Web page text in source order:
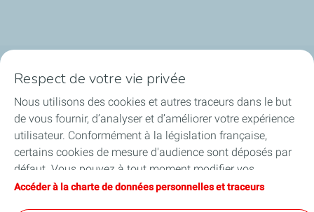
La société
Nos métiers
Soyez acteurs
Nos projets
Respect de votre vie privée
Nous utilisons des cookies et autres traceurs dans le but
de vous fournir, d’analyser et d’améliorer votre expérience
utilisateur. Conformément à la législation française,
certains cookies de mesure d'audience sont déposés par
défaut. Vous pouvez à tout moment modifier vos
paramètres de cookies en cliquant sur le bouton « Gérer
Accéder à la charte de données personnelles et traceurs